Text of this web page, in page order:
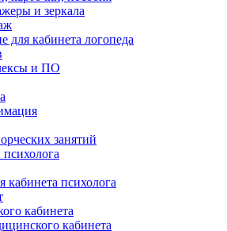
и зеркала
для кабинета логопеда
и ПО
занятий
психолога
кабинета
кабинета